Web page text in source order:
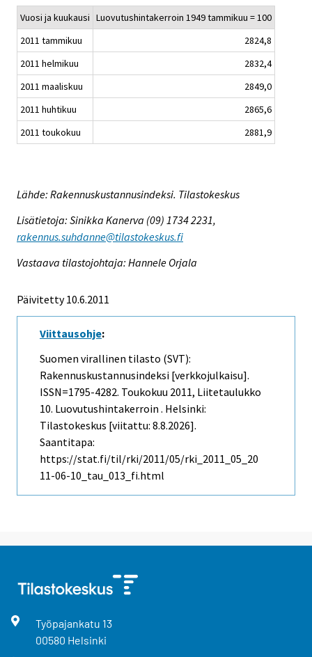
Vuosi ja kuukausi Luovutushintakerroin 1949 tammikuu = 100
2011 tammikuu
2824,8
2011 helmikuu
2832,4
2011 maaliskuu
2849,0
2011 huhtikuu
2865,6
2011 toukokuu
2881,9
Lähde: Rakennuskustannusindeksi. Tilastokeskus
Lisätietoja: Sinikka Kanerva (09) 1734 2231,
rakennus.suhdanne@tilastokeskus.fi
Vastaava tilastojohtaja: Hannele Orjala
Päivitetty 10.6.2011
Viittausohje:
Suomen virallinen tilasto (SVT):
Rakennuskustannusindeksi [verkkojulkaisu].
ISSN=1795-4282. Toukokuu 2011, Liitetaulukko
10. Luovutushintakerroin . Helsinki:
Tilastokeskus [viitattu: 8.8.2026].
Saantitapa:
https://stat.fi/til/rki/2011/05/rki_2011_05_20
11-06-10_tau_013_fi.html
Työpajankatu 13
00580 Helsinki